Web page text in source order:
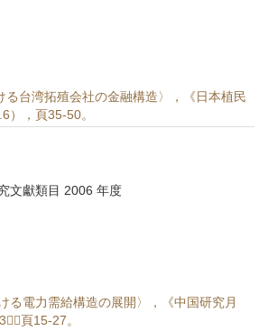
る台湾拓殖会社の金融構造〉，《日本植民
），頁35-50。
文獻類目 2006 年度
る電力需給構造の展開〉，《中国研究月
，頁15-27。